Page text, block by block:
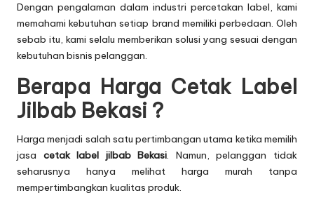
Dengan pengalaman dalam industri percetakan label, kami
memahami kebutuhan setiap brand memiliki perbedaan. Oleh
sebab itu, kami selalu memberikan solusi yang sesuai dengan
kebutuhan bisnis pelanggan.
Berapa Harga Cetak Label
Jilbab Bekasi ?
Harga menjadi salah satu pertimbangan utama ketika memilih
jasa cetak label jilbab Bekasi. Namun, pelanggan tidak
seharusnya hanya melihat harga murah tanpa
mempertimbangkan kualitas produk.